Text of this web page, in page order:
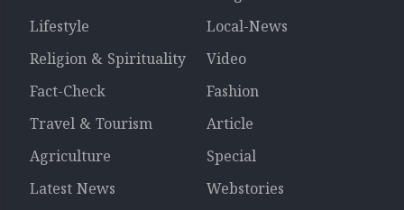
Lifestyle
Local-News
Religion & Spirituality
Video
Fact-Check
Fashion
Travel & Tourism
Article
Agriculture
Special
Latest News
Webstories